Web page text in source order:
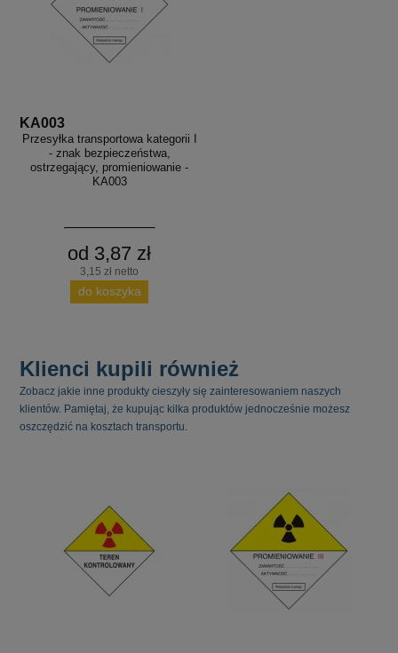
KA003
Przesyłka transportowa kategorii I
- znak bezpieczeństwa,
ostrzegający, promieniowanie -
KA003
od 3,87 zł
3,15 zł netto
do koszyka
Klienci kupili również
Zobacz jakie inne produkty cieszyły się zainteresowaniem naszych
klientów. Pamiętaj, że kupując kilka produktów jednocześnie możesz
oszczędzić na kosztach transportu.